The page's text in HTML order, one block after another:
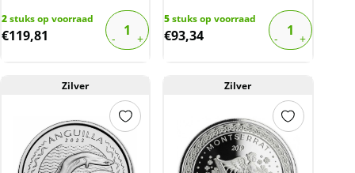
2stuks op voorraad
€119,81
5stuks op voorraad
€93,34
Zilver Zilver